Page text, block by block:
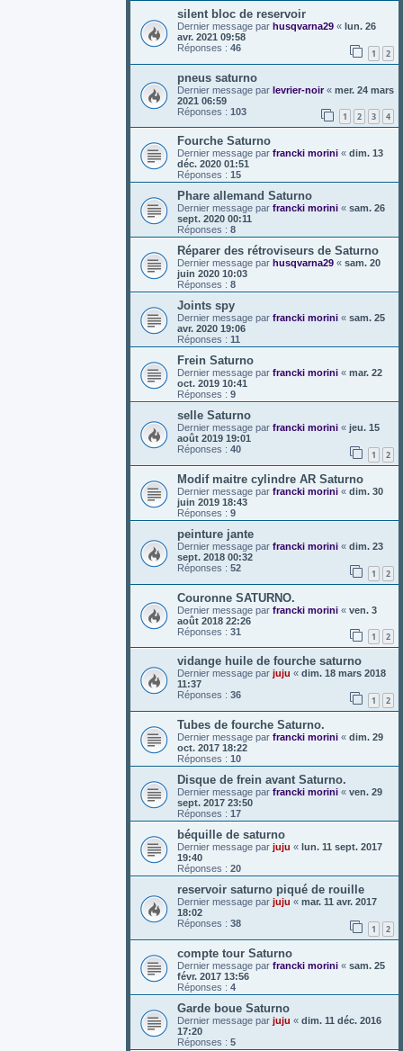
silent bloc de reservoir
Dernier message par husqvarna29 « lun. 26
avr. 2021 09:58
Réponses : 46 1 2
pneus saturno
Dernier message par levrier-noir« mer. 24 mars
2021 06:59
Réponses : 103 1 2 3 4
Fourche Saturno
Dernier message par francki morini « dim. 13
déc. 2020 01:51
Réponses : 15
Phare allemand Saturno
Dernier message par francki morini « sam. 26
sept. 2020 00:11
Réponses : 8
Réparer des rétroviseurs de Saturno
Dernier message par husqvarna29 « sam. 20
juin 2020 10:03
Réponses : 8
Joints spy
Dernier message par francki morini « sam. 25
avr. 2020 19:06
Réponses : 11
Frein Saturno
Dernier message par francki morini « mar. 22
oct. 2019 10:41
Réponses : 9
selle Saturno
Dernier message par francki morini « jeu. 15
août 2019 19:01
Réponses : 40 1 2
Modif maitre cylindre AR Saturno
Dernier message par francki morini « dim. 30
juin 2019 18:43
Réponses : 9
peinture jante
Dernier message par francki morini « dim. 23
sept. 2018 00:32
Réponses : 52 1 2
Couronne SATURNO.
Dernier message par francki morini « ven. 3
août 2018 22:26
Réponses : 31 1 2
vidange huile de fourche saturno
Dernier message par juju « dim. 18 mars 2018
11:37
Réponses : 36 1 2
Tubes de fourche Saturno.
Dernier message par francki morini « dim. 29
oct. 2017 18:22
Réponses : 10
Disque de frein avant Saturno.
Dernier message par francki morini « ven. 29
sept. 2017 23:50
Réponses : 17
béquille de saturno
Dernier message par juju « lun. 11 sept. 2017
19:40
Réponses : 20
reservoir saturno piqué de rouille
Dernier message par juju « mar. 11 avr. 2017
18:02
Réponses : 38 1 2
compte tour Saturno
Dernier message par francki morini « sam. 25
févr. 2017 13:56
Réponses : 4
Garde boue Saturno
Dernier message par juju « dim. 11 déc. 2016
17:20
Réponses : 5